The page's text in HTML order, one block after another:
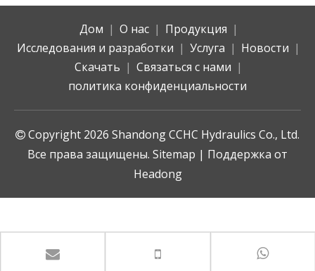
Дом | О нас | Продукция |
Исследования и разработки | Услуга | Новости |
Скачать | Связаться с нами |
политика конфиденциальности
 Copyright 2026 Shandong CCHC Hydraulics Co., Ltd.
Все права защищены. Sitemap | Поддержка от
Headong